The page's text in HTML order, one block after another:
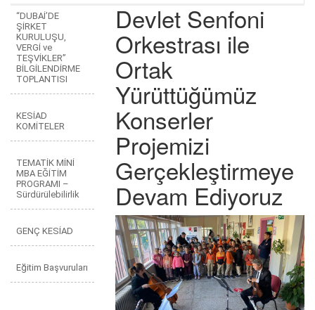
“DUBAİ’DE
ŞİRKET
KURULUŞU,
VERGİ ve
TEŞVİKLER”
BİLGİLENDİRME
TOPLANTISI
KESİAD
KOMİTELER
TEMATİK MİNİ
MBA EĞİTİM
PROGRAMI –
Sürdürülebilirlik
GENÇ KESİAD
Eğitim Başvuruları
Devlet Senfoni
Orkestrası ile
Ortak
Yürüttüğümüz
Konserler
Projemizi
Gerçekleştirmeye
Devam Ediyoruz